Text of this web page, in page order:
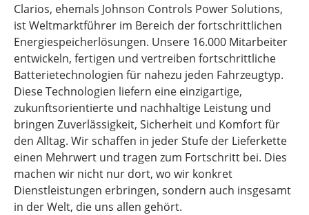
Clarios, ehemals Johnson Controls Power Solutions,
ist Weltmarktführer im Bereich der fortschrittlichen
Energiespeicherlösungen. Unsere 16.000 Mitarbeiter
entwickeln, fertigen und vertreiben fortschrittliche
Batterietechnologien für nahezu jeden Fahrzeugtyp.
Diese Technologien liefern eine einzigartige,
zukunftsorientierte und nachhaltige Leistung und
bringen Zuverlässigkeit, Sicherheit und Komfort für
den Alltag. Wir schaffen in jeder Stufe der Lieferkette
einen Mehrwert und tragen zum Fortschritt bei. Dies
machen wir nicht nur dort, wo wir konkret
Dienstleistungen erbringen, sondern auch insgesamt
in der Welt, die uns allen gehört.